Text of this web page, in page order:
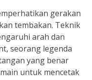
gerakan
tembakan. Teknik
arah dan
seorang legenda
yang benar
untuk mencetak